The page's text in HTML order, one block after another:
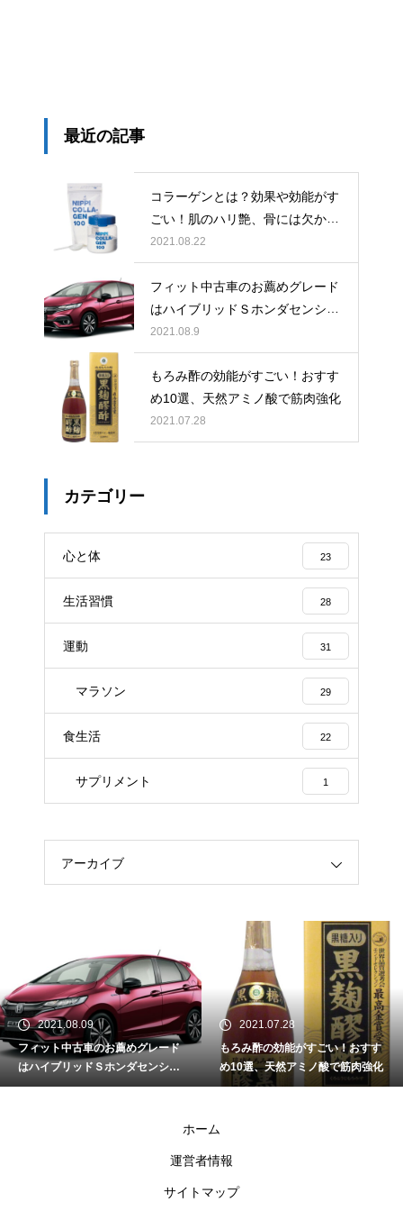
最近の記事
コラーゲンとは？効果や効能がす
ごい！肌のハリ艶、骨には欠かせ
ない
2021.08.22
フィット中古車のお薦めグレード
はハイブリッドＳホンダセンシン
グできまり！
2021.08.9
もろみ酢の効能がすごい！おすす
め10選、天然アミノ酸で筋肉強化
2021.07.28
カテゴリー
心と体 23
生活習慣 28
運動 31
マラソン 29
食生活 22
サプリメント 1
アーカイブ
2021.08.09
フィット中古車のお薦めグレード
はハイブリッドＳホンダセンシン
グできまり！
2021.07.28
もろみ酢の効能がすごい！おすす
め10選、天然アミノ酸で筋肉強化
ホーム
運営者情報
サイトマップ